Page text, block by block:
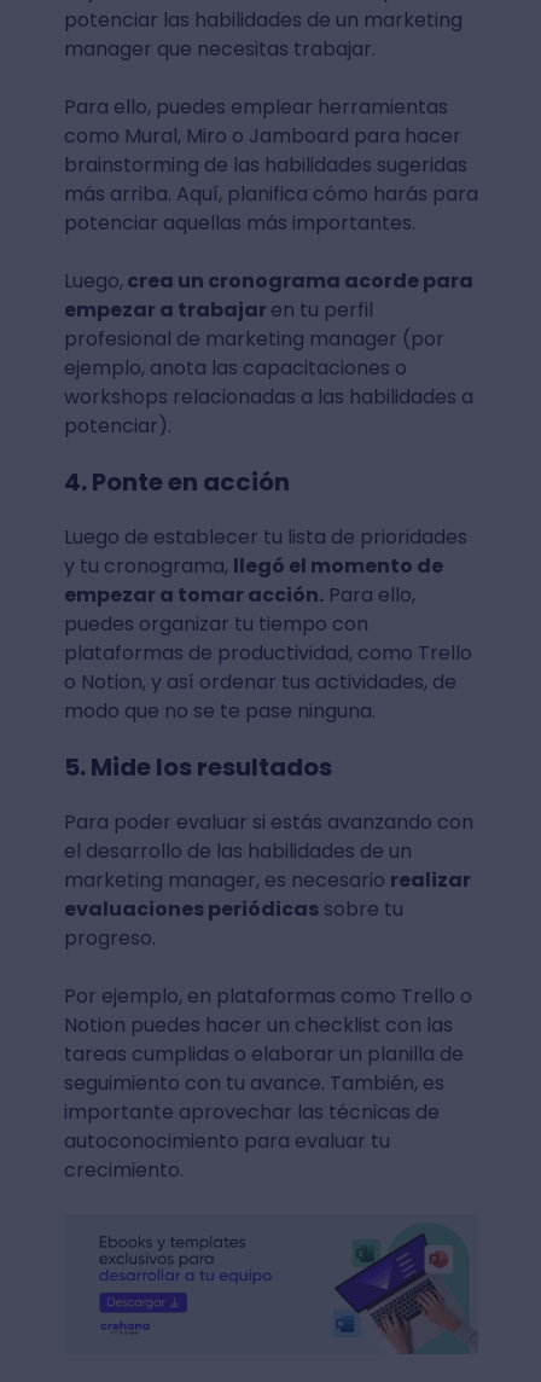
potenciar las habilidades de un marketing
manager que necesitas trabajar.
Para ello, puedes emplear herramientas
como Mural, Miro o Jamboard para hacer
brainstorming de las habilidades sugeridas
más arriba. Aquí, planifica cómo harás para
potenciar aquellas más importantes.
Luego, crea un cronograma acorde para
empezar a trabajar en tu perfil
profesional de marketing manager (por
ejemplo, anota las capacitaciones o
workshops relacionadas a las habilidades a
potenciar).
4. Ponte en acción
Luego de establecer tu lista de prioridades
y tu cronograma, llegó el momento de
empezar a tomar acción.Para ello,
puedes organizar tu tiempo con
plataformas de productividad, como Trello
o Notion, y así ordenar tus actividades, de
modo que no se te pase ninguna.
5. Mide los resultados
Para poder evaluar si estás avanzando con
el desarrollo de las habilidades de un
marketing manager, es necesario realizar
evaluaciones periódicassobre tu
progreso.
Por ejemplo, en plataformas como Trello o
Notion puedes hacer un checklist con las
tareas cumplidas o elaborar un planilla de
seguimiento con tu avance. También, es
importante aprovechar las técnicas de
autoconocimiento para evaluar tu
crecimiento.